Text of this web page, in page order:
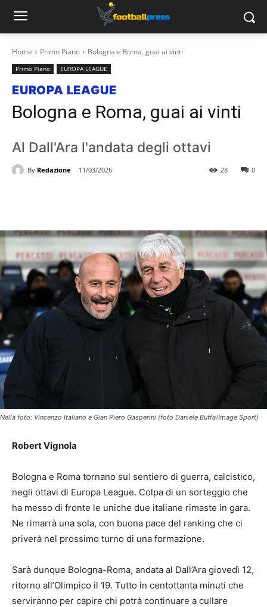
Home Primo Piano Bologna e Roma, guai ai vinti
Primo Piano EUROPA LEAGUE
EUROPA LEAGUE
Bologna e Roma, guai ai vinti
Al Dall'Ara l'andata degli ottavi
By Redazione 11/03/2026 0
28
Nella foto: Vincenzo Italiano e Gian Piero Gasperini (foto Daniele Buffa/Image Sport)
Robert Vignola
Bologna e Roma tornano sul sentiero di guerra, calcistico,
negli ottavi di Europa League. Colpa di un sorteggio che
ha messo di fronte le uniche due italiane rimaste in gara.
Ne rimarrà una sola, con buona pace del ranking che ci
priverà nel prossimo turno di una formazione.
Sarà dunque Bologna-Roma, andata al Dall’Ara giovedì 12,
ritorno all’Olimpico il 19. Tutto in centottanta minuti che
serviranno per capire chi potrà continuare a cullare